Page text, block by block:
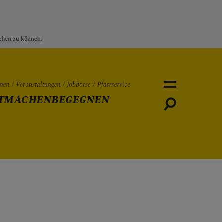
zu können.
Veranstaltungen Jobbörse Pfarrservice
BEGEGNEN